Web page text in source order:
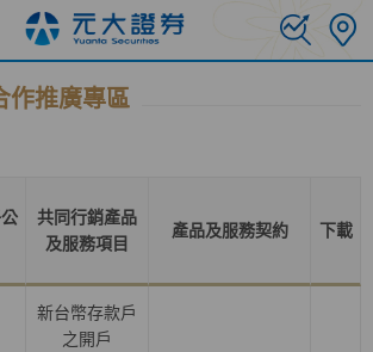
作推廣專區
共同行銷產品
及服務項目
產品及服務契約 下載
新台幣存款戶
之開戶